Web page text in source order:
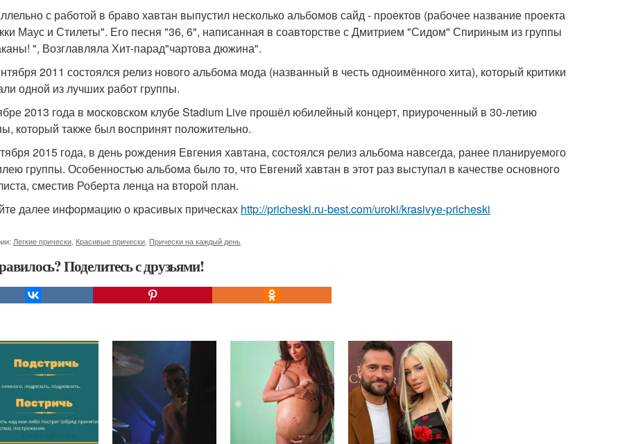
с работой в браво хавтан выпустил несколько альбомов сайд - проектов (рабочее название проекта
Маус и Стилеты". Его песня "36, 6", написанная в соавторстве с Дмитрием "Сидом" Спириным из группы
", Возглавляла Хит-парад"чартова дюжина".
2011 состоялся релиз нового альбома мода (названный в честь одноимённого хита), который критики
одной из лучших работ группы.
2013 года в московском клубе Stadium Live прошёл юбилейный концерт, приуроченный в 30-летию
который также был воспринят положительно.
2015 года, в день рождения Евгения хавтана, состоялся релиз альбома навсегда, ранее планируемого
группы. Особенностью альбома было то, что Евгений хавтан в этот раз выступал в качестве основного
сместив Роберта ленца на второй план.
далее информацию о красивых прическах http://pricheski.ru-best.com/uroki/krasivye-pricheski
Легкие прически Красивые прически Прически на каждый день
Поделитесь с друзьями!